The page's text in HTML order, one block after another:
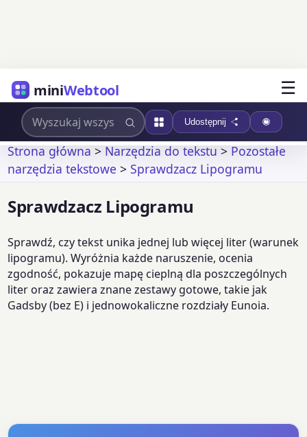
miniWebtool ☰
Udostępnij
Strona główna>Narzędzia do tekstu>Pozostałe
narzędzia tekstowe > Sprawdzacz Lipogramu
Sprawdzacz Lipogramu
Sprawdź, czy tekst unika jednej lub więcej liter (warunek
lipogramu). Wyróżnia każde naruszenie, ocenia
zgodność, pokazuje mapę cieplną dla poszczególnych
liter oraz zawiera znane zestawy gotowe, takie jak
Gadsby (bez E) i jednowokaliczne rozdziały Eunoia.